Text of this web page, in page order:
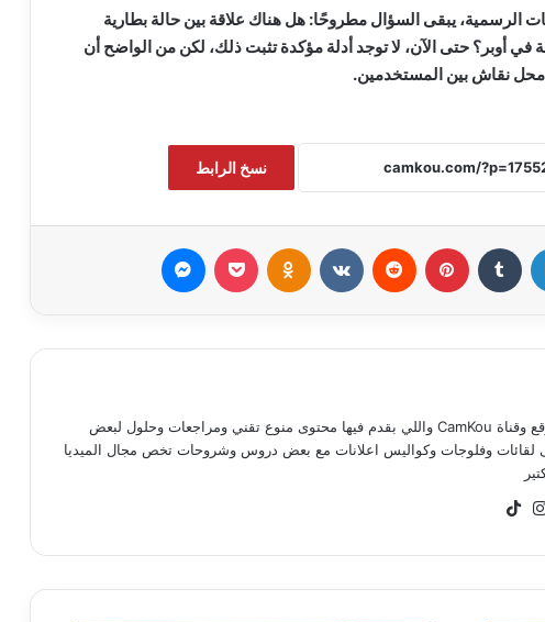
الرسمية، يبقى السؤال مطروحًا: هل هناك علاقة بين حالة بطارية
في أوبر؟ حتى الآن، لا توجد أدلة مؤكدة تثبت ذلك، لكن من الواضح أن
نقاش بين المستخدمين.
نسخ الرابط
لينكدإن بينتيريست Odnoklassniki
‫Pocket
مدحت ماجد كوته صاحب موقع وقناة CamKou واللي بقدم فيها محتوى منوع تقني ومراجعات وحلول لبعض
لقائات وفلوجات وكواليس اعلانات مع بعض دروس وشروحات تخص مجال الميديا
انستقرام